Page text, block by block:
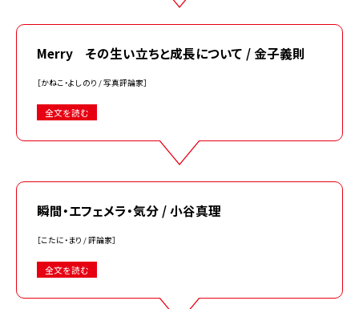
Merry その生い立ちと成長について / 金子義則
［かねこ・よしのり / 写真評論家］
全文を読む
瞬間・エフェメラ・気分 / 小谷真理
［こたに・まり / 評論家］
全文を読む